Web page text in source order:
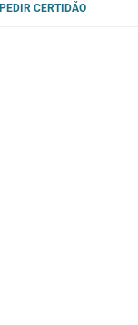
PEDIR CERTIDÃO